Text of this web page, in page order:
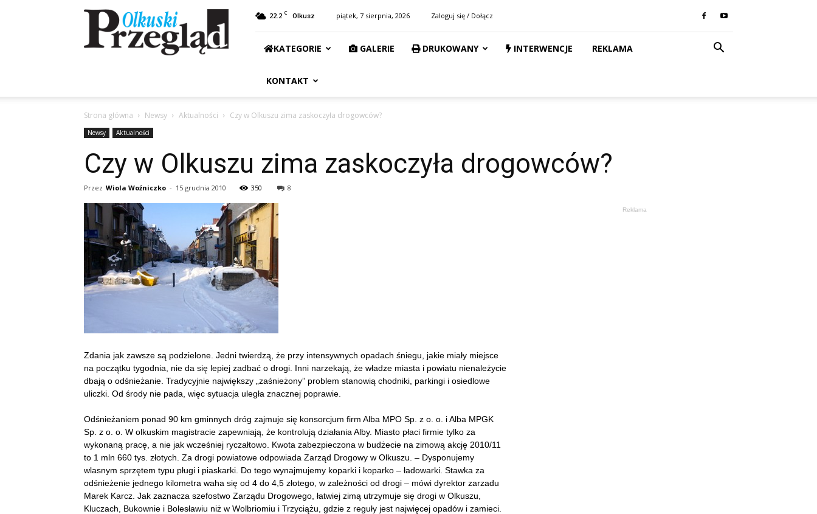
Przegląd
Olkuski
22.2 C Olkusz piątek, 7 sierpnia, 2026 Zaloguj się / Dołącz
KATEGORIE GALERIE DRUKOWANY INTERWENCJE REKLAMA
KONTAKT
Strona główna Newsy Aktualności Czy w Olkuszu zima zaskoczyła drogowców?
Newsy Aktualności
Czy w Olkuszu zima zaskoczyła drogowców?
Przez Wiola Woźniczko - 15 grudnia 2010 350 8
Zdania jak zawsze są podzielone. Jedni twierdzą, że przy intensywnych opadach śniegu, jakie miały miejsce
na początku tygodnia, nie da się lepiej zadbać o drogi. Inni narzekają, że władze miasta i powiatu nienależycie
dbają o odśnieżanie. Tradycyjnie największy „zaśnieżony” problem stanowią chodniki, parkingi i osiedlowe
uliczki. Od środy nie pada, więc sytuacja uległa znacznej poprawie.
Odśnieżaniem ponad 90 km gminnych dróg zajmuje się konsorcjum firm Alba MPO Sp. z o. o. i Alba MPGK
Sp. z o. o. W olkuskim magistracie zapewniają, że kontrolują działania Alby. Miasto płaci firmie tylko za
wykonaną pracę, a nie jak wcześniej ryczałtowo. Kwota zabezpieczona w budżecie na zimową akcję 2010/11
to 1 mln 660 tys. złotych . Za drogi powiatowe odpowiada Zarząd Drogowy w Olkuszu. – Dysponujemy
wlasnym sprzętem typu pługi i piaskarki. Do tego wynajmujemy koparki i koparko – ładowarki. Stawka za
odśnieżenie jednego kilometra waha się od 4 do 4,5 złotego, w zależności od drogi – mówi dyrektor zarzadu
Marek Karcz. Jak zaznacza szefostwo Zarządu Drogowego, łatwiej zimą utrzymuje się drogi w Olkuszu,
Kluczach, Bukownie i Bolesławiu niż w Wolbriomiu i Trzyciążu, gdzie z reguły jest najwięcej opadów i zamieci.
Reklama